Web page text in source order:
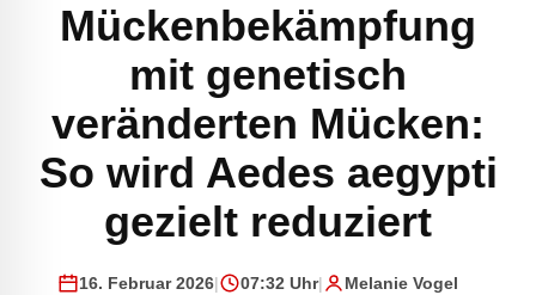
Mückenbekämpfung
mit genetisch
veränderten Mücken:
So wird Aedes aegypti
gezielt reduziert
16. Februar 2026| 07:32 Uhr| Melanie Vogel